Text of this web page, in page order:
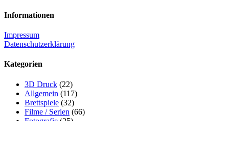
Informationen
Impressum
Datenschutzerklärung
Kategorien
3D Druck (22)
Allgemein (117)
Brettspiele (32)
Filme / Serien (66)
Fotografie (25)